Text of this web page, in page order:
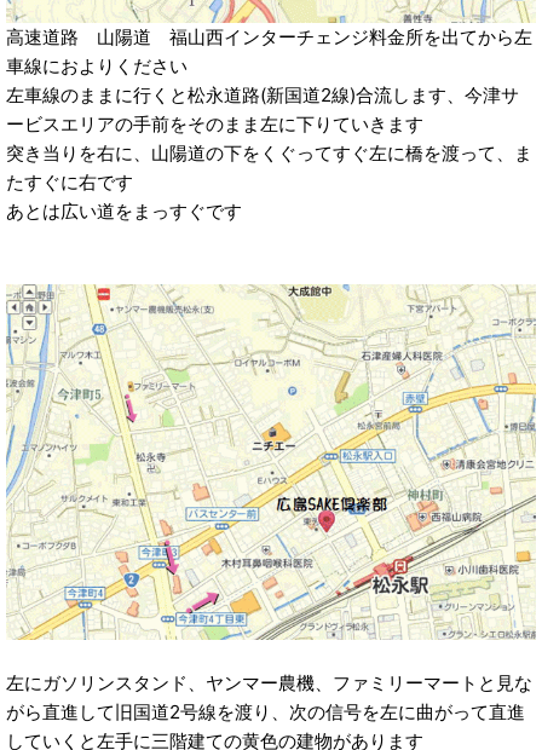
高速道路 山陽道 福山西インターチェンジ料金所を出てから左
車線におよりください
左車線のままに行くと松永道路(新国道2線)合流します、今津サ
ービスエリアの手前をそのまま左に下りていきます
突き当りを右に、山陽道の下をくぐってすぐ左に橋を渡って、ま
たすぐに右です
あとは広い道をまっすぐです
左にガソリンスタンド、ヤンマー農機、ファミリーマートと見な
がら直進して旧国道2号線を渡り、次の信号を左に曲がって直進
していくと左手に三階建ての黄色の建物があります